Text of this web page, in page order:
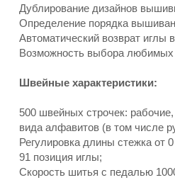
Дублирование дизайнов
Определение порядка
Автоматический возврат иглы
Возможность выбора
Швейные характеристики:
500 швейных строчек:
вида алфавитов (в том числе
Регулировка длины стежка от
91 позиция иглы;
Скорость шитья с педалью